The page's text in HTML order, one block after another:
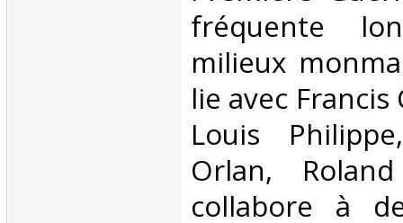
fréquente
milieux
lie avec Francis
Louis
Orlan,
collabore à